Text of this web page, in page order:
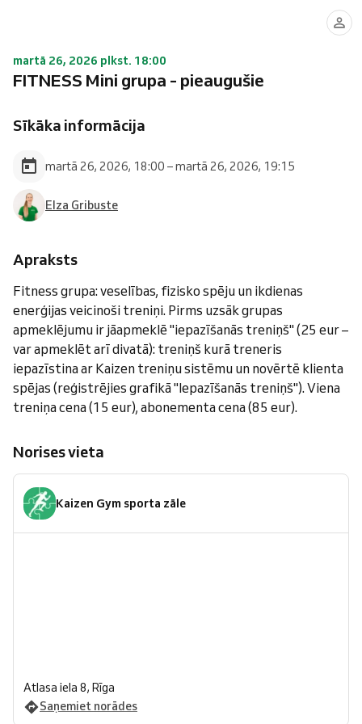
martā 26, 2026 plkst. 18:00
FITNESS Mini grupa - pieaugušie
Sīkāka informācija
martā 26, 2026, 18:00 – martā 26, 2026, 19:15
Elza Gribuste
Apraksts
Fitness grupa: veselības, fizisko spēju un ikdienas
enerģijas veicinoši treniņi. Pirms uzsāk grupas
apmeklējumu ir jāapmeklē "iepazīšanās treniņš" (25 eur –
var apmeklēt arī divatā): treniņš kurā treneris
iepazīstina ar Kaizen treniņu sistēmu un novērtē klienta
spējas (reģistrējies grafikā "Iepazīšanās treniņš"). Viena
treniņa cena (15 eur), abonementa cena (85 eur).
Norises vieta
Kaizen Gym sporta zāle
Atlasa iela 8, Rīga
Saņemiet norādes